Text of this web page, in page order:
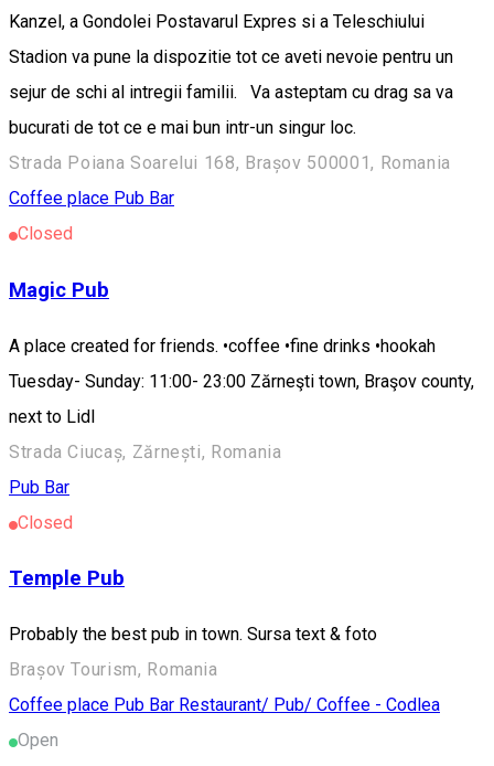
Kanzel, a Gondolei Postavarul Expres si a Teleschiului
Stadion va pune la dispozitie tot ce aveti nevoie pentru un
sejur de schi al intregii familii. Va asteptam cu drag sa va
bucurati de tot ce e mai bun intr-un singur loc.
Strada Poiana Soarelui 168, Brașov 500001, Romania
Coffee place Pub Bar
Closed
Magic Pub
A place created for friends. •coffee •fine drinks •hookah
Tuesday- Sunday: 11:00- 23:00 Zărneşti town, Braşov county,
next to Lidl
Strada Ciucaș, Zărnești, Romania
Pub Bar
Closed
Temple Pub
Probably the best pub in town. Sursa text & foto
Brașov Tourism, Romania
Coffee place Pub Bar Restaurant/ Pub/ Coffee - Codlea
Open